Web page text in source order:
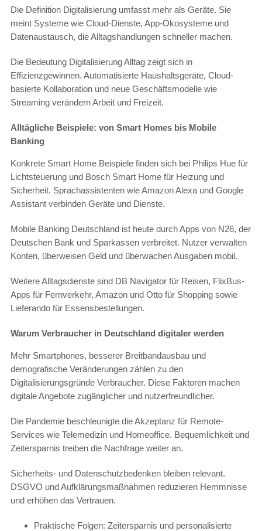
Die Definition Digitalisierung umfasst mehr als Geräte. Sie
meint Systeme wie Cloud-Dienste, App-Ökosysteme und
Datenaustausch, die Alltagshandlungen schneller machen.
Die Bedeutung Digitalisierung Alltag zeigt sich in
Effizienzgewinnen. Automatisierte Haushaltsgeräte, Cloud-
basierte Kollaboration und neue Geschäftsmodelle wie
Streaming verändern Arbeit und Freizeit.
Alltägliche Beispiele: von Smart Homes bis Mobile
Banking
Konkrete Smart Home Beispiele finden sich bei Philips Hue für
Lichtsteuerung und Bosch Smart Home für Heizung und
Sicherheit. Sprachassistenten wie Amazon Alexa und Google
Assistant verbinden Geräte und Dienste.
Mobile Banking Deutschland ist heute durch Apps von N26, der
Deutschen Bank und Sparkassen verbreitet. Nutzer verwalten
Konten, überweisen Geld und überwachen Ausgaben mobil.
Weitere Alltagsdienste sind DB Navigator für Reisen, FlixBus-
Apps für Fernverkehr, Amazon und Otto für Shopping sowie
Lieferando für Essensbestellungen.
Warum Verbraucher in Deutschland digitaler werden
Mehr Smartphones, besserer Breitbandausbau und
demografische Veränderungen zählen zu den
Digitalisierungsgründe Verbraucher. Diese Faktoren machen
digitale Angebote zugänglicher und nutzerfreundlicher.
Die Pandemie beschleunigte die Akzeptanz für Remote-
Services wie Telemedizin und Homeoffice. Bequemlichkeit und
Zeitersparnis treiben die Nachfrage weiter an.
Sicherheits- und Datenschutzbedenken bleiben relevant.
DSGVO und Aufklärungsmaßnahmen reduzieren Hemmnisse
und erhöhen das Vertrauen.
Praktische Folgen: Zeitersparnis und personalisierte